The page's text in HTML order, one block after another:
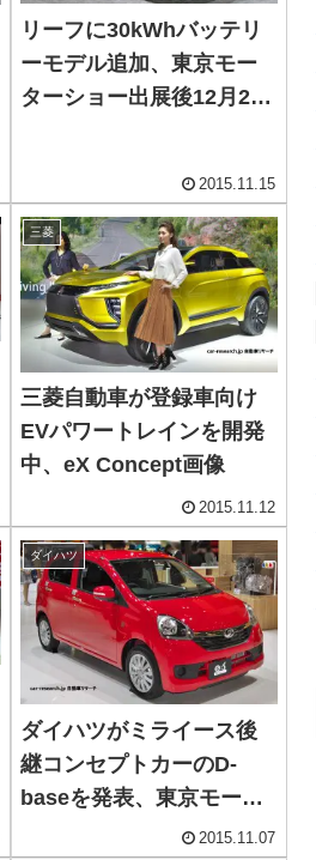
リーフに30kWhバッテリ
ーモデル追加、東京モー
ターショー出展後12月24
2015.11.15
三菱
三菱自動車が登録車向け
EVパワートレインを開発
中、eX Concept画像
2015.11.12
ダイハツ
ダイハツがミライース後
継コンセプトカーのD-
baseを発表、東京モータ
2015.11.07